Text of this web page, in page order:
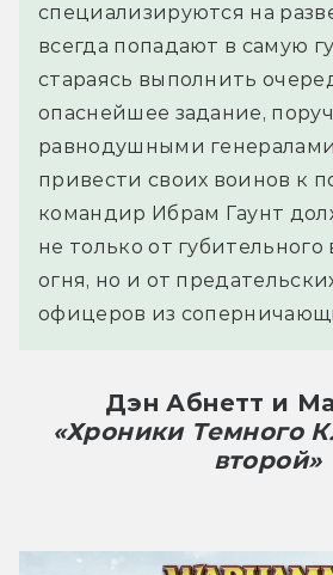
специализируются на
всегда попадают в самую
стараясь выполнить
опаснейшее задание,
равнодушными
привести своих воинов к
командир Ибрам Гаунт
не только от губительного
огня, но и от
офицеров из
Дэн Абнетт и
«Хроники Темного
второй»